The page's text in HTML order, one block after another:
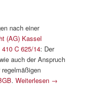
nach einer
(AG) Kassel
C 625/14: Der
auch der Anspruch
.Weiterlesen →